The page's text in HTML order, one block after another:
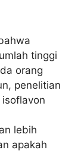
tinggi
orang
penelitian
lebih
apakah